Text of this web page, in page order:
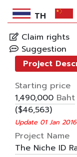
TH
Claim rights
Suggestion
Project
Starting price
1,490,000 Baht
($46,563)
Update 01 Jan 2016
Project Name
The Niche ID